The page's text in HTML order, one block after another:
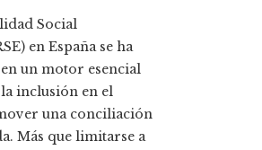
Social
en España se ha
un motor esencial
inclusión en el
una conciliación
Más que limitarse a